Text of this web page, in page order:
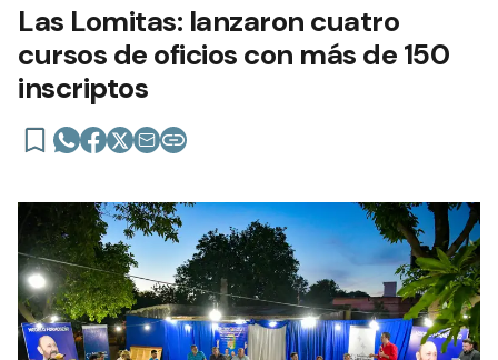
Las Lomitas: lanzaron cuatro
cursos de oficios con más de 150
inscriptos